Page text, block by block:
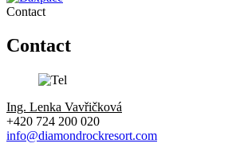
Contact
Contact
Ing. Lenka Vavřičková
+420 724 200 020
info@diamondrockresort.com